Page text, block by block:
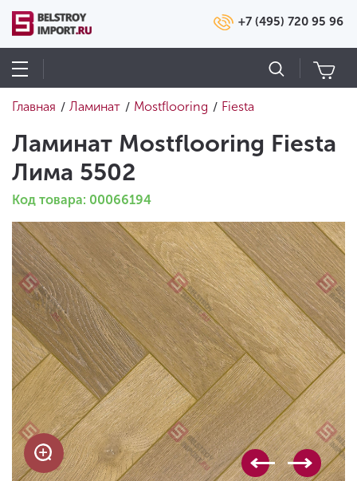
+7 (495) 720 95 96
Главная / Ламинат / Mostflooring / Fiesta
Ламинат Mostflooring Fiesta
Лима 5502
Код товара: 00066194